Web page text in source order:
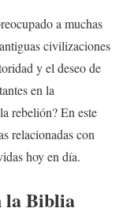
a muchas
civilizaciones
y el deseo de
en la
rebelión? En este
relacionadas con
hoy en día.
laBiblia